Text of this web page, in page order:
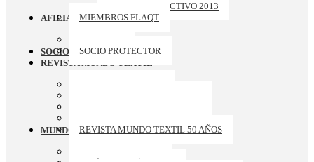
CONSEJO DIRECTIVO 2013
MIEMBROS FLAQT
AFILIACION
SOCIO PROTECTOR
SOCIOS PROTECTORES
REVISTA MUNDO TEXTIL
REVISTA MUNDO TEXTIL 50 AÑOS
MUNDO APTT